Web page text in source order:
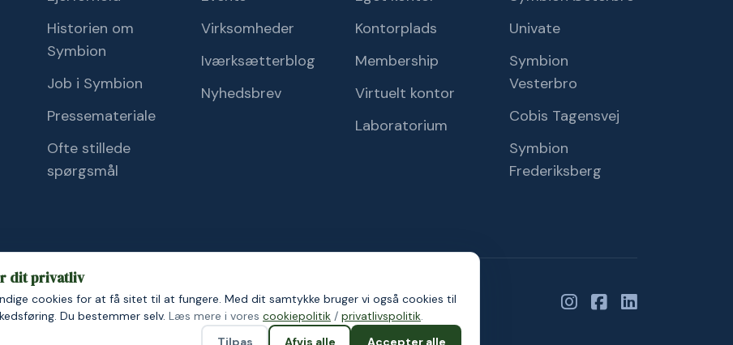
Historien om
Symbion
Job i Symbion
Pressemateriale
Ofte stillede
spørgsmål
Virksomheder
Iværksætterblog
Nyhedsbrev
Kontorplads
Membership
Virtuelt kontor
Laboratorium
Univate
Symbion
Vesterbro
Cobis Tagensvej
Symbion
Frederiksberg
Cookiepolitik
dit privatliv
cookies for at få sitet til at fungere. Med dit samtykke bruger vi også cookies til
Du bestemmer selv. Læs mere i vores cookiepolitik / privatlivspolitik.
Tilpas
Afvis alle Accepter alle